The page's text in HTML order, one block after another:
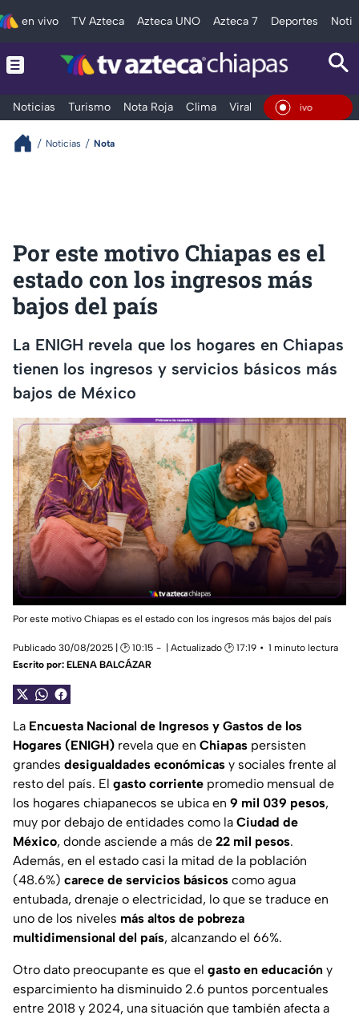
en vivo TV Azteca Azteca UNO Azteca 7 Deportes
Noticias Turismo Nota Roja Clima Viral y Tendencia
En Vivo
Noticias Nota
Por este motivo Chiapas es el
estado con los ingresos más
bajos del país
La ENIGH revela que los hogares en Chiapas
tienen los ingresos y servicios básicos más
bajos de México
Por este motivo Chiapas es el estado con los ingresos más bajos del país
Publicado 30/08/2025 | 🕑 10:15 | Actualizado 🕑 17:19
1 minuto lectura
Escrito por: ELENA BALCÁZAR
La Encuesta Nacional de Ingresos y Gastos de los
Hogares (ENIGH) revela que en Chiapas persisten
grandes desigualdades económicas y sociales frente al
resto del país. El gasto corriente promedio mensual de
los hogares chiapanecos se ubica en 9 mil 039 pesos,
muy por debajo de entidades como la Ciudad de
México, donde asciende a más de 22 mil pesos.
Además, en el estado casi la mitad de la población
(48.6%) carece de servicios básicos como agua
entubada, drenaje o electricidad, lo que se traduce en
uno de los niveles más altos de pobreza
multidimensional del país, alcanzando el 66%.
Otro dato preocupante es que el gasto en educación y
esparcimiento ha disminuido 2.6 puntos porcentuales
entre 2018 y 2024, una situación que también afecta a